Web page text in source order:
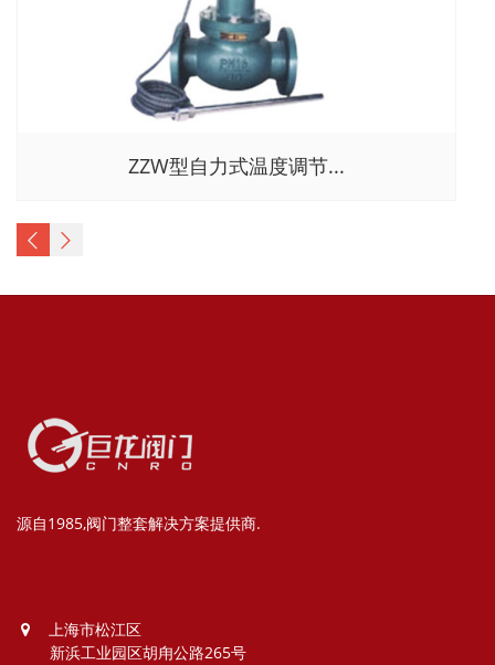
ZZW型自力式温度调节...
源自1985,阀门整套解决方案提供商.
上海市松江区
新浜工业园区胡甪公路265号